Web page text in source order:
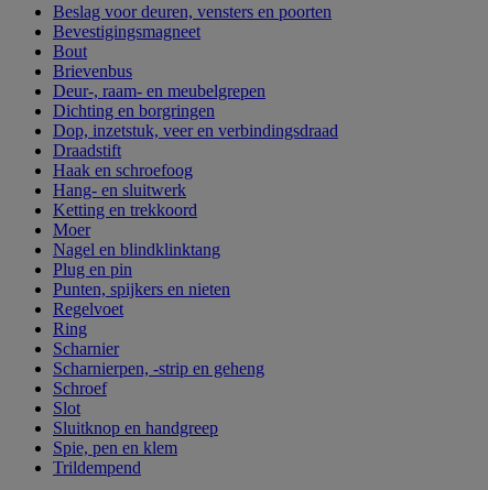
Beslag voor deuren, vensters en poorten
Bevestigingsmagneet
Bout
Brievenbus
Deur-, raam- en meubelgrepen
Dichting en borgringen
Dop, inzetstuk, veer en verbindingsdraad
Draadstift
Haak en schroefoog
Hang- en sluitwerk
Ketting en trekkoord
Moer
Nagel en blindklinktang
Plug en pin
Punten, spijkers en nieten
Regelvoet
Ring
Scharnier
Scharnierpen, -strip en geheng
Schroef
Slot
Sluitknop en handgreep
Spie, pen en klem
Trildempend